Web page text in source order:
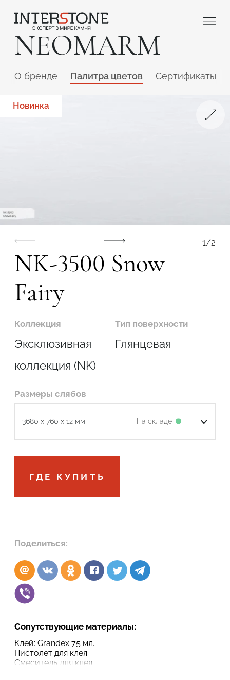
NEOMARM
O бренде Палитра цветов Сертификаты
Новинка
1/2
NK-3500 Snow
Fairy
Коллекция
Эксклюзивная
коллекция (NK)
Тип поверхности
Глянцевая
Размеры слябов
3680 x 760 x 12 мм На складе
ГДЕ КУПИТЬ
Поделиться:
Сопутствующие материалы:
Клей: Grandex 75 мл.
Пистолет для клея
Смеситель для клея
Подтвердите, что вы не робот
ОТПРАВИТЬ ЗАЯВКУ
Подтвердите, что вы не робот
ОТПРАВИТЬ ПРОЕКТ
Подтвердите, что вы не робот